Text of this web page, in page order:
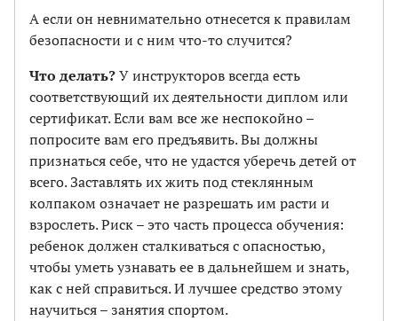
А если он невнимательно отнесется к правилам
безопасности и с ним что-то случится?
Что делать?У инструкторов всегда есть
соответствующий их деятельности диплом или
сертификат. Если вам все же неспокойно –
попросите вам его предъявить. Вы должны
признаться себе, что не удастся уберечь детей от
всего. Заставлять их жить под стеклянным
колпаком означает не разрешать им расти и
взрослеть. Риск – это часть процесса обучения:
ребенок должен сталкиваться с опасностью,
чтобы уметь узнавать ее в дальнейшем и знать,
как с ней справиться. И лучшее средство этому
научиться – занятия спортом.